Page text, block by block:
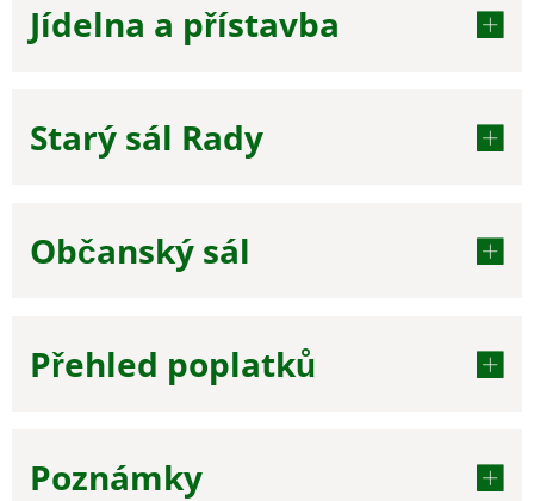
Jídelna a přístavba
Starý sál Rady
Občanský sál
Přehled poplatků
Poznámky